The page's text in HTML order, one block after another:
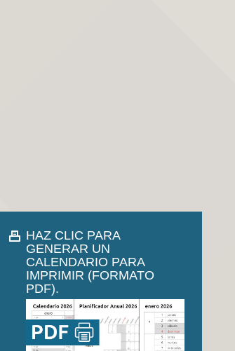
HAZ CLIC PARA
GENERAR UN
CALENDARIO PARA
IMPRIMIR (FORMATO
PDF).